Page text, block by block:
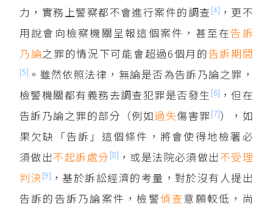
力，實務上警察都不會進行案件的調查 [4] ，更不
用說會向檢察機關呈報這個案件，甚至在告訴
乃論之罪的情況下可能會超過6個月的告訴期間
[5] 。雖然依照法律，無論是否為告訴乃論之罪，
檢警機關都有義務去調查犯罪是否發生 [6] ，但在
告訴乃論之罪的部分（例如過失傷害罪[7]），如
果欠缺「告訴」這個條件，將會使得地檢署必
須做出不起訴處分 [8] ，或是法院必須做出不受理
判決[9] ，基於訴訟經濟的考量，對於沒有人提出
告訴的告訴乃論案件，檢警偵查意願較低，尚